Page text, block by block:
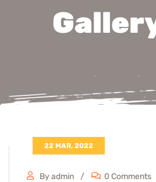
22 MAR, 2022
By admin 0 Comments